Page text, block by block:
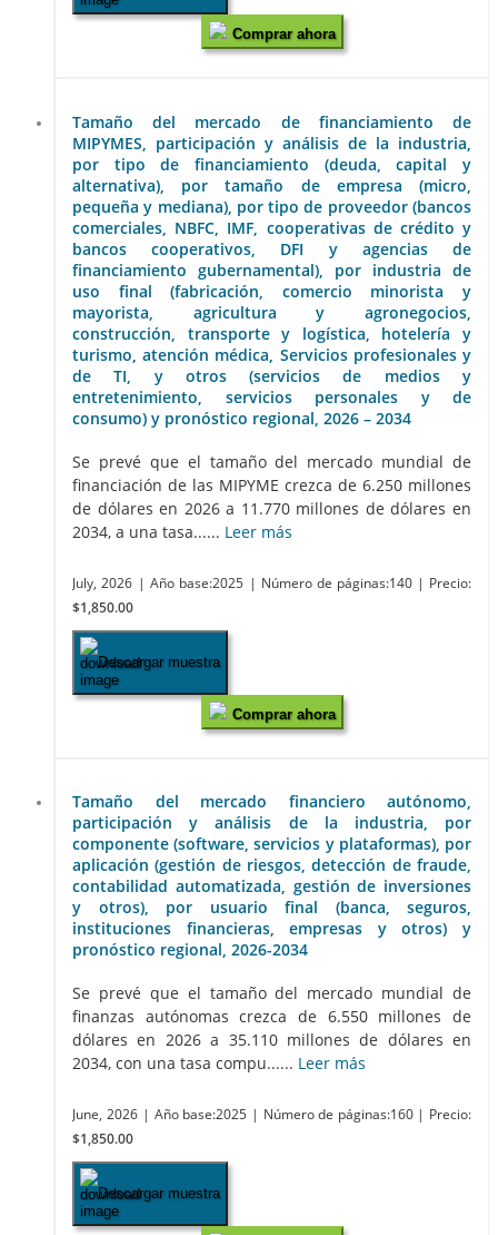
Comprar ahora
Tamaño del mercado de financiamiento de
MIPYMES, participación y análisis de la industria,
por tipo de financiamiento (deuda, capital y
alternativa), por tamaño de empresa (micro,
pequeña y mediana), por tipo de proveedor (bancos
comerciales, NBFC, IMF, cooperativas de crédito y
bancos cooperativos, DFI y agencias de
financiamiento gubernamental), por industria de
uso final (fabricación, comercio minorista y
mayorista, agricultura y agronegocios,
construcción, transporte y logística, hotelería y
turismo, atención médica, Servicios profesionales y
de TI, y otros (servicios de medios y
entretenimiento, servicios personales y de
consumo) y pronóstico regional, 2026 – 2034
Se prevé que el tamaño del mercado mundial de
financiación de las MIPYME crezca de 6.250 millones
de dólares en 2026 a 11.770 millones de dólares en
2034, a una tasa...... Leer más
July, 2026 | Año base:2025 | Número de páginas:140 | Precio:
$1,850.00
Descargar muestra
Comprar ahora
Tamaño del mercado financiero autónomo,
participación y análisis de la industria, por
componente (software, servicios y plataformas), por
aplicación (gestión de riesgos, detección de fraude,
contabilidad automatizada, gestión de inversiones
y otros), por usuario final (banca, seguros,
instituciones financieras, empresas y otros) y
pronóstico regional, 2026-2034
Se prevé que el tamaño del mercado mundial de
finanzas autónomas crezca de 6.550 millones de
dólares en 2026 a 35.110 millones de dólares en
2034, con una tasa compu...... Leer más
June, 2026 | Año base:2025 | Número de páginas:160 | Precio:
$1,850.00
Descargar muestra